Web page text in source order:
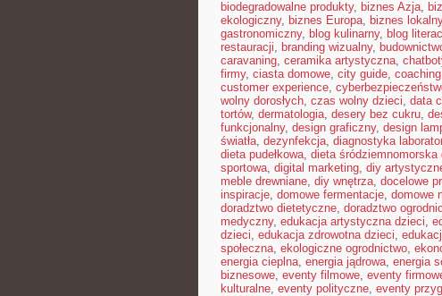
biodegradowalne produkty, biznes Azja,
ekologiczny, biznes Europa, biznes lokalny
gastronomiczny, blog kulinarny, blog
restauracji, branding wizualny,
caravaning, ceramika artystyczna,
firmy, ciasta domowe, city guide,
customer experience,
wolny dorosłych, czas wolny dzieci, data
tortów, dermatologia, desery bez cukru,
funkcjonalny, design graficzny, design
światła, dezynfekcja, diagnostyka
dieta pudełkowa, dieta
sportowa, digital marketing, diy
meble drewniane, diy wnętrza, docelowe
inspiracje, domowe fermentacje, domowe
doradztwo dietetyczne, doradztwo
medyczny, edukacja artystyczna dzieci,
dzieci, edukacja zdrowotna dzieci,
społeczna, ekologiczne ogrodnictwo,
energia cieplna, energia jądrowa, energia
biznesowe, eventy filmowe, eventy
kulturalne, eventy polityczne, eventy